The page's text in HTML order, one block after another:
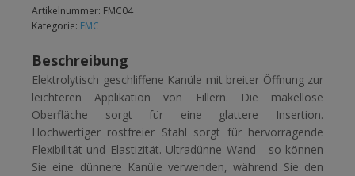
Artikelnummer: FMC04
Kategorie: FMC
Beschreibung
Elektrolytisch geschliffene Kanüle mit breiter Öffnung zur
leichteren Applikation von Fillern. Die makellose
Oberfläche sorgt für eine glattere Insertion.
Hochwertiger rostfreier Stahl sorgt für hervorragende
Flexibilität und Elastizität. Ultradünne Wand - so können
Sie eine dünnere Kanüle verwenden, während Sie den